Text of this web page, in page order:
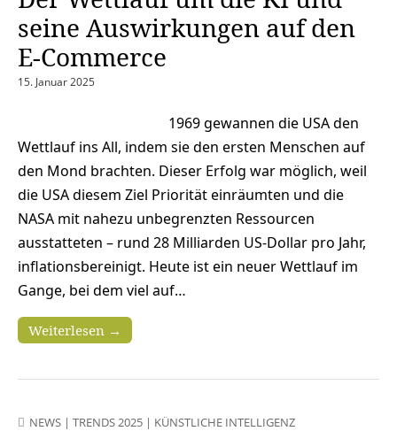
seine Auswirkungen auf den
E-Commerce
15. Januar 2025
1969 gewannen die USA den
Wettlauf ins All, indem sie den ersten Menschen auf
den Mond brachten. Dieser Erfolg war möglich, weil
die USA diesem Ziel Priorität einräumten und die
NASA mit nahezu unbegrenzten Ressourcen
ausstatteten – rund 28 Milliarden US-Dollar pro Jahr,
inflationsbereinigt. Heute ist ein neuer Wettlauf im
Gange, bei dem viel auf…
Weiterlesen →
NEWS | TRENDS 2025 | KÜNSTLICHE INTELLIGENZ